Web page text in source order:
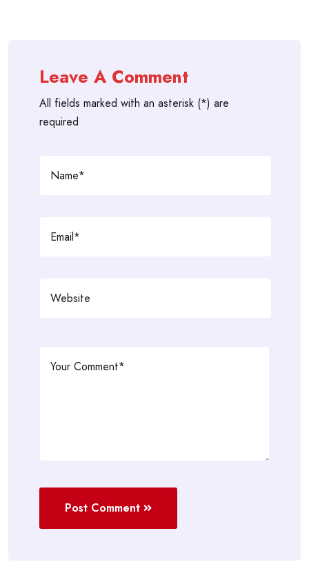
Leave A Comment
All fields marked with an asterisk (*) are
required
Post Comment